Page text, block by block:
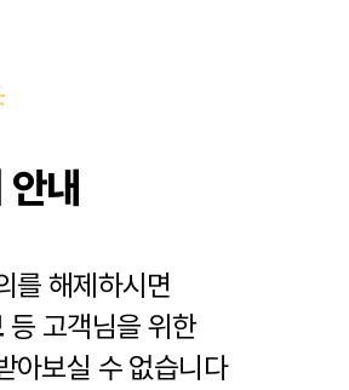
내
를 해제하시면
등 고객님을 위한
아보실 수 없습니다